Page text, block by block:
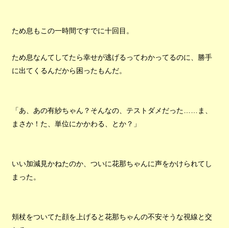
ため息もこの一時間ですでに十回目。
ため息なんてしてたら幸せが逃げるってわかってるのに、勝手
に出てくるんだから困ったもんだ。
「あ、あの有紗ちゃん？そんなの、テストダメだった……ま、
まさか！た、単位にかかわる、とか？」
いい加減見かねたのか、ついに花那ちゃんに声をかけられてし
まった。
頬杖をついてた顔を上げると花那ちゃんの不安そうな視線と交